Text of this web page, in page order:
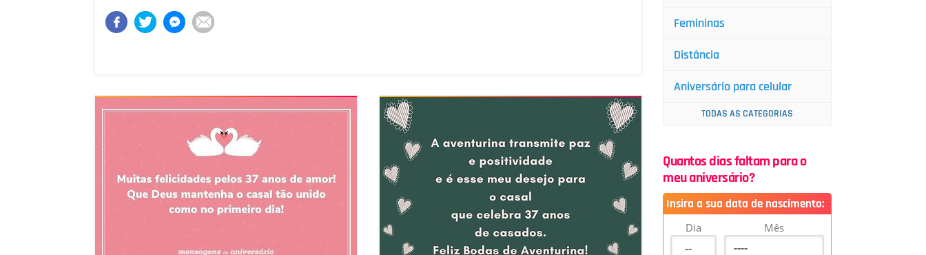
Femininas
Distância
Aniversário para celular
TODAS AS CATEGORIAS
Quantos dias faltam para o
meu aniversário?
Insira a sua data de nascimento:
Dia Mês